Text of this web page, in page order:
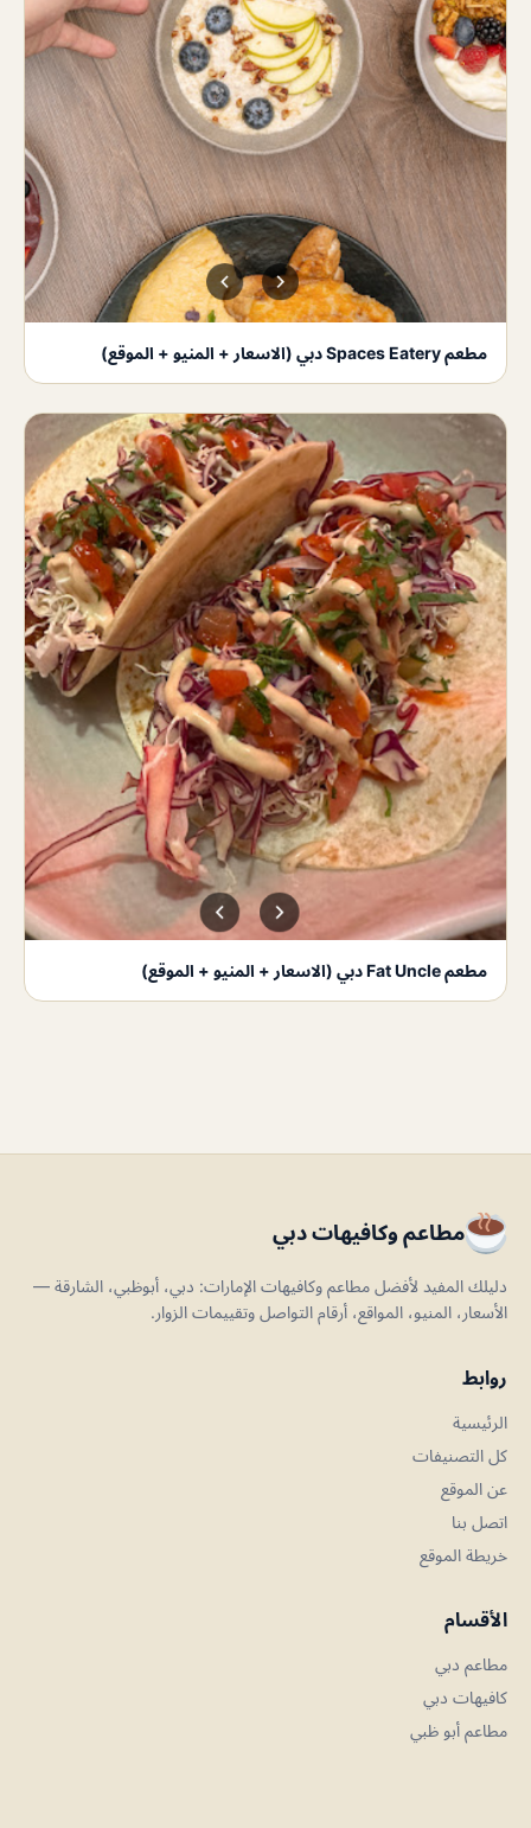
مطعم Spaces Eatery دبي (الاسعار + المنيو + الموقع)
مطعم Fat Uncle دبي (الاسعار + المنيو + الموقع)
مطاعم وكافيهات دبي
دليلك المفيد لأفضل مطاعم وكافيهات الإمارات: دبي، أبوظبي، الشارقة —
الأسعار، المنيو، المواقع، أرقام التواصل وتقييمات الزوار.
روابط
الرئيسية
كل التصنيفات
عن الموقع
اتصل بنا
خريطة الموقع
الأقسام
مطاعم دبي
كافيهات دبي
مطاعم أبو ظبي